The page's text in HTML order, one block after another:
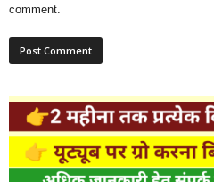
comment.